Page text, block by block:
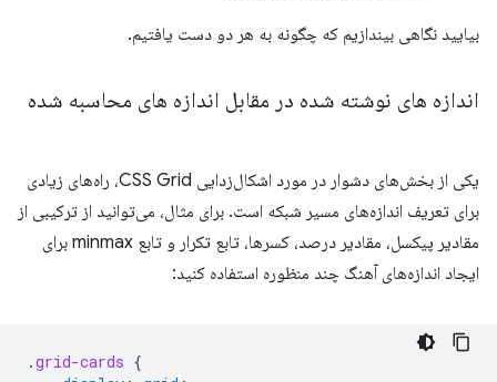
بیایید نگاهی بیندازیم که چگونه به هر دو دست یافتیم.
اندازه های نوشته شده در مقابل اندازه های محاسبه شده
یکی از بخش‌های دشوار در مورد اشکال‌زدایی CSS Grid، راه‌های زیادی
برای تعریف اندازه‌های مسیر شبکه است. برای مثال، می‌توانید از ترکیبی از
مقادیر پیکسل، مقادیر درصد، کسرها، تابع تکرار و تابع minmax برای
ایجاد اندازه‌های آهنگ چند منظوره استفاده کنید:
.grid-cards {